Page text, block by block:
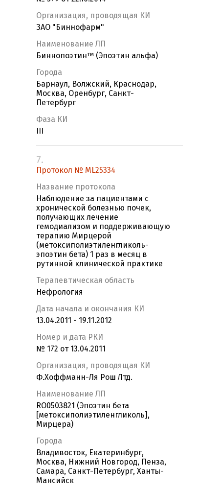
Организация, проводящая КИ
ЗАО "Биннофарм"
Наименование ЛП
Биннопоэтин™ (Эпоэтин альфа)
Города
Барнаул, Волжский, Краснодар,
Москва, Оренбург, Санкт-
Петербург
Фаза КИ
7.
Протокол № ML25334
Название протокола
Наблюдение за пациентами с
хронической болезнью почек,
получающих лечение
гемодиализом и поддерживающую
терапию Мирцерой
(метоксиполиэтиленгликоль-
эпоэтин бета) 1 раз в месяц в
рутинной клинической практике
Терапевтическая область
Нефрология
Дата начала и окончания КИ
13.04.2011 - 19.11.2012
Номер и дата РКИ
№ 172 от 13.04.2011
Организация, проводящая КИ
Ф.Хоффманн-Ля Рош Лтд.
Наименование ЛП
RO0503821 (Эпоэтин бета
[метоксиполиэтиленгликоль],
Мирцера)
Города
Владивосток, Екатеринбург,
Москва, Нижний Новгород, Пенза,
Самара, Санкт-Петербург, Ханты-
Мансийск